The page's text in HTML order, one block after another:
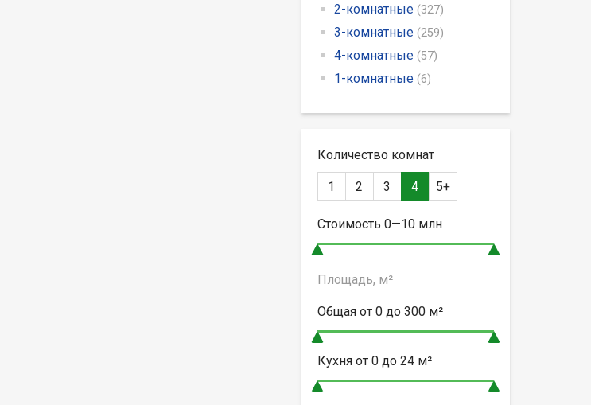
2-комнатные (327)
3-комнатные (259)
4-комнатные (57)
1-комнатные (6)
Количество комнат
1 2 3 4 5+
Стоимость 0—10млн
Площадь, м²
Общая от 0 до 300м²
Кухня от 0 до 24м²